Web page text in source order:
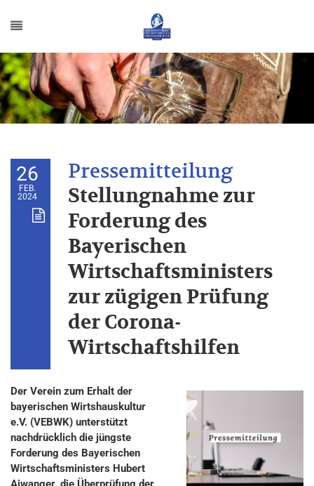
26
FEB.
2024
Stellungnahme zur
Forderung des
Bayerischen
Wirtschaftsministers
zur zügigen Prüfung
der Corona-
Wirtschaftshilfen
Der Verein zum Erhalt der
bayerischen Wirtshauskultur
e.V. (VEBWK) unterstützt
nachdrücklich die jüngste
Forderung des Bayerischen
Wirtschaftsministers Hubert